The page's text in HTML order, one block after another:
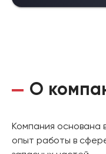
О
Компания основана
опыт работы в